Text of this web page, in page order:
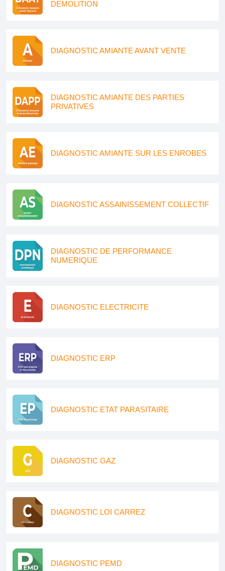
DEMOLITION
DIAGNOSTIC AMIANTE AVANT VENTE
DIAGNOSTIC AMIANTE DES PARTIES
PRIVATIVES
DIAGNOSTIC AMIANTE SUR LES ENROBES
DIAGNOSTIC ASSAINISSEMENT COLLECTIF
DIAGNOSTIC DE PERFORMANCE
NUMERIQUE
DIAGNOSTIC ELECTRICITE
DIAGNOSTIC ERP
DIAGNOSTIC ETAT PARASITAIRE
DIAGNOSTIC GAZ
DIAGNOSTIC LOI CARREZ
DIAGNOSTIC PEMD